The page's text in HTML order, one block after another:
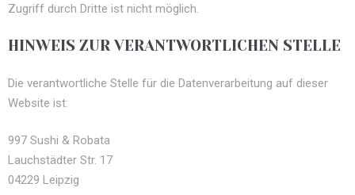
Zugriff durch Dritte ist nicht möglich.
HINWEIS ZUR VERANTWORTLICHEN STELLE
Die verantwortliche Stelle für die Datenverarbeitung auf dieser
Website ist:
997 Sushi & Robata
Lauchstädter Str. 17
04229 Leipzig